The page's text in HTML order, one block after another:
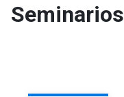
Seminarios